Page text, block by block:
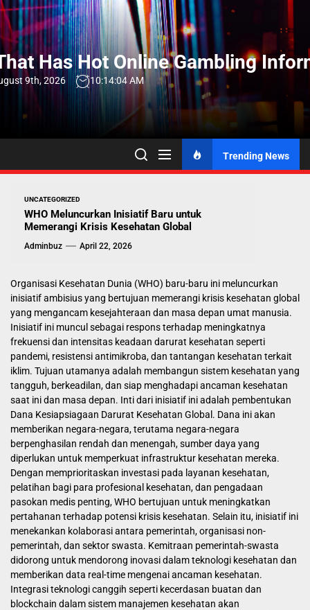
Skip
to
the
content Has Hot Online Gambling
9th, 2026 10:14:05 AM
Trending News
UNCATEGORIZED
WHO Meluncurkan Inisiatif Baru untuk
Memerangi Krisis Kesehatan Global
Adminbuz April 22, 2026
Organisasi Kesehatan Dunia (WHO) baru-baru ini meluncurkan
inisiatif ambisius yang bertujuan memerangi krisis kesehatan global
yang mengancam kesejahteraan dan masa depan umat manusia.
Inisiatif ini muncul sebagai respons terhadap meningkatnya
frekuensi dan intensitas keadaan darurat kesehatan seperti
pandemi, resistensi antimikroba, dan tantangan kesehatan terkait
iklim. Tujuan utamanya adalah membangun sistem kesehatan yang
tangguh, berkeadilan, dan siap menghadapi ancaman kesehatan
saat ini dan masa depan. Inti dari inisiatif ini adalah pembentukan
Dana Kesiapsiagaan Darurat Kesehatan Global. Dana ini akan
memberikan negara-negara, terutama negara-negara
berpenghasilan rendah dan menengah, sumber daya yang
diperlukan untuk memperkuat infrastruktur kesehatan mereka.
Dengan memprioritaskan investasi pada layanan kesehatan,
pelatihan bagi para profesional kesehatan, dan pengadaan
pasokan medis penting, WHO bertujuan untuk meningkatkan
pertahanan terhadap potensi krisis kesehatan. Selain itu, inisiatif ini
menekankan kolaborasi antara pemerintah, organisasi non-
pemerintah, dan sektor swasta. Kemitraan pemerintah-swasta
didorong untuk mendorong inovasi dalam teknologi kesehatan dan
memberikan data real-time mengenai ancaman kesehatan.
Integrasi teknologi canggih seperti kecerdasan buatan dan
blockchain dalam sistem manajemen kesehatan akan